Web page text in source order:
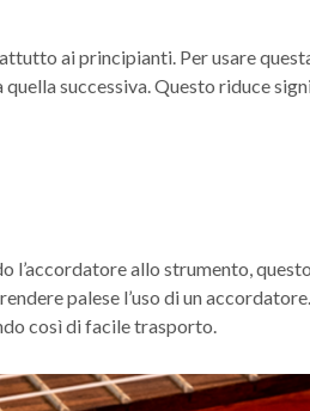
ai principianti. Per usare
successiva. Questo riduce
allo strumento,
palese l’uso di un
così di facile trasporto.